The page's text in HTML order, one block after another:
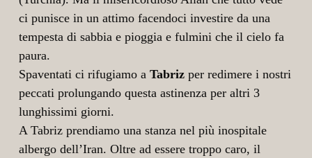
ci punisce in un attimo facendoci investire da una
tempesta di sabbia e pioggia e fulmini che il cielo fa
paura.
Spaventati ci rifugiamo a Tabrizper redimere i nostri
peccati prolungando questa astinenza per altri 3
lunghissimi giorni.
A Tabriz prendiamo una stanza nel più inospitale
albergo dell’Iran. Oltre ad essere troppo caro, il